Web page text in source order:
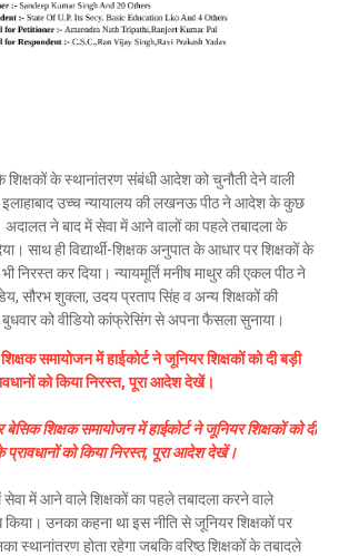
शिक्षकों के स्थानांतरण संबंधी आदेश को चुनौती देने वाली
इलाहाबाद उच्च न्यायालय की लखनऊ पीठ ने आदेश के कुछ
अदालत ने बाद में सेवा में आने वालों का पहले तबादला के
साथ ही विद्यार्थी-शिक्षक अनुपात के आधार पर शिक्षकों के
निरस्त कर दिया। न्यायमूर्ति मनीष माथुर की एकल पीठ ने
सौरभ शुक्ला, उदय प्रताप सिंह व अन्य शिक्षकों की
को वीडियो कांफ्रेसिंग से अपना फैसला सुनाया।
समायोजन में हाईकोर्ट ने जूनियर शिक्षकों को दी बड़ी
को किया निरस्त, पूरा आदेश देखें।
बेसिक शिक्षक समायोजन में हाईकोर्ट ने जूनियर शिक्षकों को दी
प्रावधानों को किया निरस्त, पूरा आदेश देखें।
सेवा में आने वाले शिक्षकों का पहले तबादला करने वाले
किया। उनका कहना था इस नीति से जूनियर शिक्षकों पर
स्थानांतरण होता रहेगा जबकि वरिष्ठ शिक्षकों के तबादले